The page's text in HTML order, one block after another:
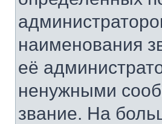
наименования
её
ненужными
звание. На